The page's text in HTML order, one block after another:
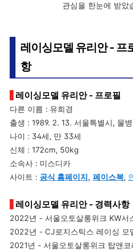
관심을 한눈에 받았
레이싱모델 유리안 - 프
항
레이싱모델 유리안 - 프로필
다른 이름 : 유희경
출생 : 1989. 2. 13. 서울특별시, 물
나이 : 34세, 만 33세
신체 : 172cm, 50kg
소속사 : 미스디카
사이트 : 공식 홈페이지, 페이스북,
레이싱모델 유리안 - 경력사항
2022년 - 서울오토살롱위크 KW서
2022년 - CJ로지스틱스 레이싱 모
2021년 - 서울오토살롱위크 탑앤코